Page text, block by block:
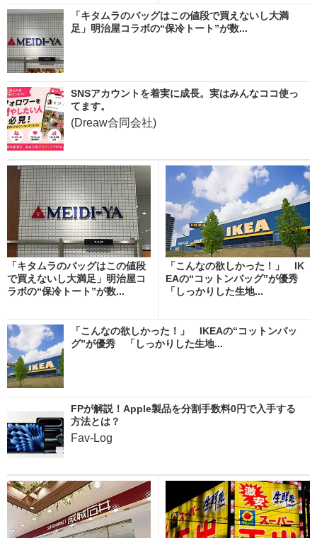
「キタムラのバッグはこの値段で買えないし大満
足」明治屋コラボの“保冷トート”が数...
SNSアカウントを着実に成長。実はみんなココ使っ
てます。
(Dreaw合同会社)
「キタムラのバッグはこの値段
で買えないし大満足」明治屋コ
ラボの“保冷トート”が数...
「こんなの欲しかった！」 IK
EAの“コットンバッグ”が優秀
「しっかりした生地...
「こんなの欲しかった！」 IKEAの“コットンバッ
グ”が優秀 「しっかりした生地...
FPが解説！Apple製品を分割手数料0円で入手する
方法とは？
Fav-Log